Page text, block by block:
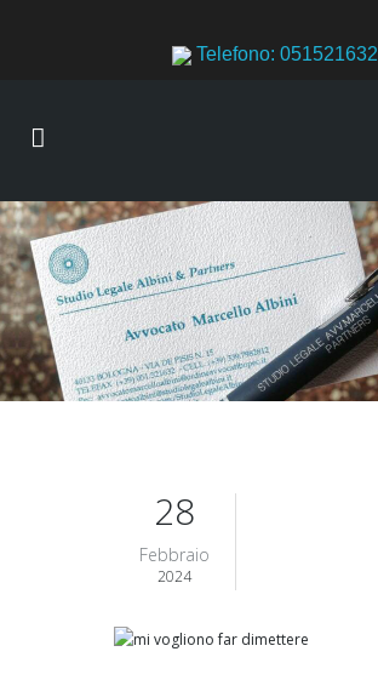
Telefono: 051521632
28
Febbraio
2024